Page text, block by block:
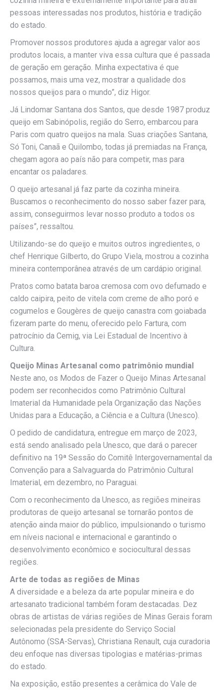
pessoas interessadas nos produtos, história e tradição
do estado.
Promover nossos produtores ajuda a agregar valor aos
produtos locais, a manter viva essa cultura que é passada
de geração em geração. Minha expectativa é que
possamos, mais uma vez, mostrar a qualidade dos
nossos queijos para o mundo”, diz Higor.
Já Lindomar Santana dos Santos, que desde 1987 produz
queijo em Sabinópolis, região do Serro, embarcou para
Paris com quatro queijos na mala. Suas criações Santana,
Só Toni, Canaã e Quilombo, todas já premiadas na França,
chegam agora ao país não para competir, mas para
encantar os paladares.
O queijo artesanal já faz parte da cozinha mineira.
Buscamos o reconhecimento do nosso saber fazer para,
assim, conseguirmos levar nosso produto a todos os
países”, ressaltou.
Utilizando-se do queijo e muitos outros ingredientes, o
chef Henrique Gilberto, do Grupo Viela, mostrou a cozinha
mineira contemporânea através de um cardápio original.
Pratos como batata baroa cremosa com ovo defumado e
caldo caipira, peito de vitela com creme de alho poró e
cogumelos e Gougères de queijo canastra com goiabada
fizeram parte do menu, oferecido pelo Fartura, com
patrocínio da Cemig, via Lei Estadual de Incentivo à
Cultura.
Queijo Minas Artesanal como patrimônio mundial
Neste ano, os Modos de Fazer o Queijo Minas Artesanal
podem ser reconhecidos como Patrimônio Cultural
Imaterial da Humanidade pela Organização das Nações
Unidas para a Educação, a Ciência e a Cultura (Unesco).
O pedido de candidatura, entregue em março de 2023,
está sendo analisado pela Unesco, que dará o parecer
definitivo na 19ª Sessão do Comitê Intergovernamental da
Convenção para a Salvaguarda do Patrimônio Cultural
Imaterial, em dezembro, no Paraguai.
Com o reconhecimento da Unesco, as regiões mineiras
produtoras de queijo artesanal se tornarão pontos de
atenção ainda maior do público, impulsionando o turismo
em níveis nacional e internacional e garantindo o
desenvolvimento econômico e sociocultural dessas
regiões.
Arte de todas as regiões de Minas
A diversidade e a beleza da arte popular mineira e do
artesanato tradicional também foram destacadas. Dez
obras de artistas de várias regiões de Minas Gerais foram
selecionadas pela presidente do Serviço Social
Autônomo (SSA-Servas), Christiana Renault, cuja curadoria
deu enfoque nas diversas tipologias e matérias-primas
do estado.
Na exposição, estão presentes a cerâmica do Vale de